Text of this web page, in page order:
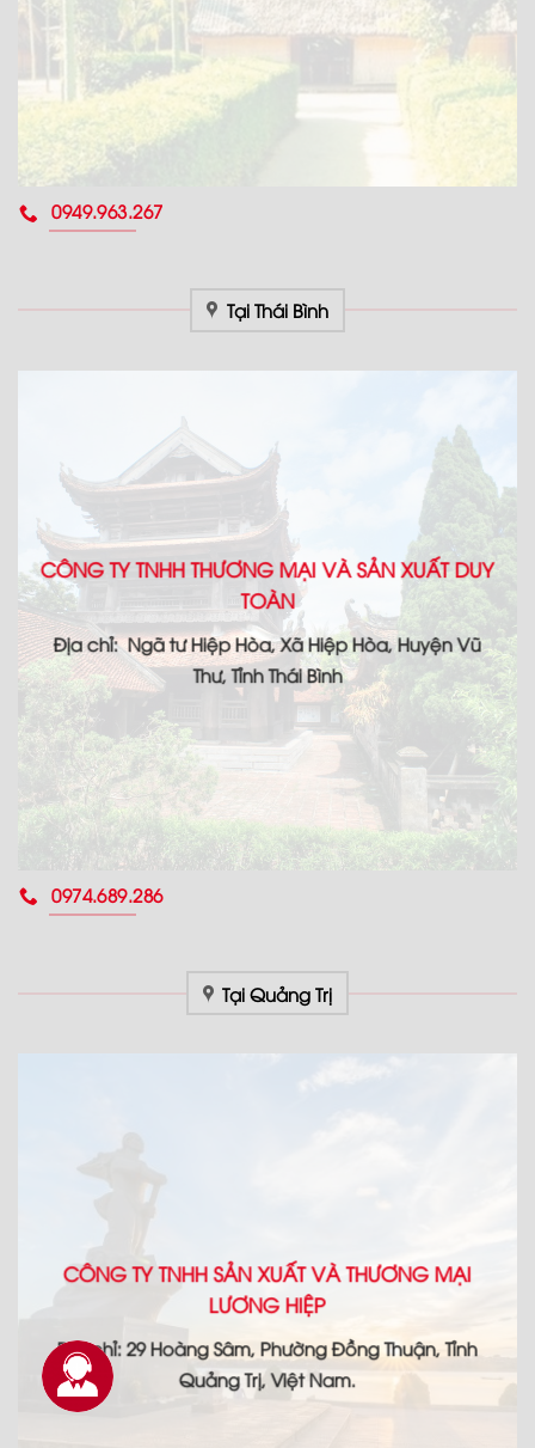
0949.963.267
Tại Thái Bình
CÔNG TY TNHH THƯƠNG MẠI VÀ SẢN XUẤT DUY
TOÀN
Địa chỉ: Ngã tư Hiệp Hòa, Xã Hiệp Hòa, Huyện Vũ
Thư, Tỉnh Thái Bình
0974.689.286
Tại Quảng Trị
CÔNG TY TNHH SẢN XUẤT VÀ THƯƠNG MẠI
LƯƠNG HIỆP
Địa chỉ: 29 Hoàng Sâm, Phường Đồng Thuận, Tỉnh
Quảng Trị, Việt Nam.